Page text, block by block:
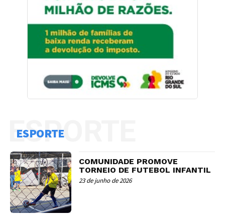
ESPORTE
ESPORTE
COMUNIDADE PROMOVE
TORNEIO DE FUTEBOL INFANTIL
23 de junho de 2026